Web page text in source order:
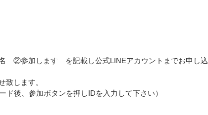
②参加します　を記載し公式LINEアカウントまでお申し込
します。
後、参加ボタンを押しIDを入力して下さい）